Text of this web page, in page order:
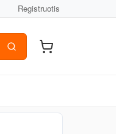
Registruotis